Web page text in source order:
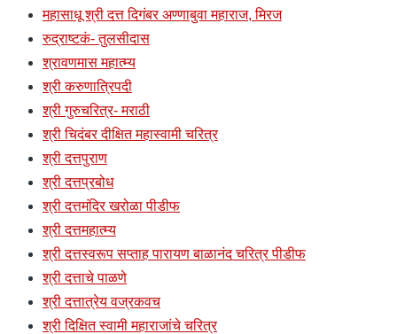
महासाधू श्री दत्त दिगंबर अण्णाबुवा महाराज, मिरज
रुद्राष्टकं- तुलसीदास
श्रावणमास महात्म्य
श्री करुणात्रिपदी
श्री गुरुचरित्र- मराठी
श्री चिदंबर दीक्षित महास्वामी चरित्र
श्री दत्तपुराण
श्री दत्तप्रबोध
श्री दत्तमंदिर खरोळा पीडीफ
श्री दत्तमहात्म्य
श्री दत्तस्वरूप सप्ताह पारायण बाळानंद चरित्र पीडीफ
श्री दत्ताचे पाळणे
श्री दत्तात्रेय वज्रकवच
श्री दिक्षित स्वामी महाराजांचे चरित्र